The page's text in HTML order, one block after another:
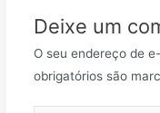
Deixe um
O seu endereço de
obrigatórios são